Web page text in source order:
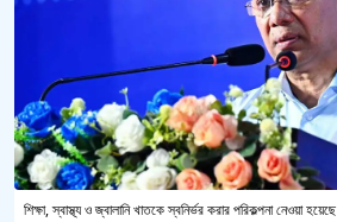
শিক্ষা, স্বাস্থ্য ও জ্বালানি খাতকে স্বনির্ভর করার পরিকল্পনা নেওয়া হয়েছে